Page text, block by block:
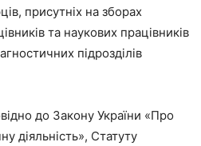
присутніх на зборах
та наукових працівників
підрозділів
до Закону України «Про
діяльність», Статуту